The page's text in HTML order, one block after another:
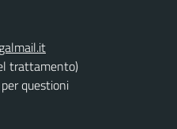
trattamento)
questioni